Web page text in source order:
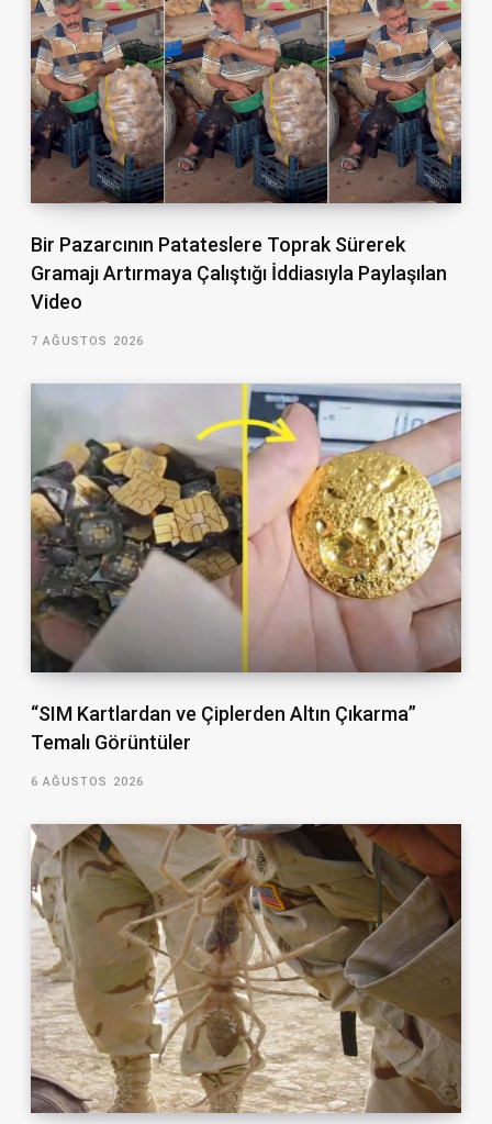
Bir Pazarcının Patateslere Toprak Sürerek
Gramajı Artırmaya Çalıştığı İddiasıyla Paylaşılan
Video
7 AĞUSTOS 2026
“SIM Kartlardan ve Çiplerden Altın Çıkarma”
Temalı Görüntüler
6 AĞUSTOS 2026